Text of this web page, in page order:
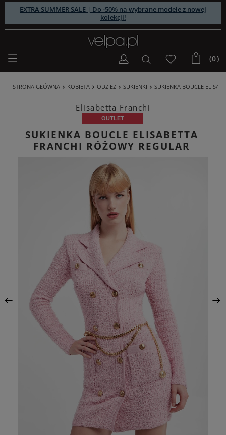
EXTRA SUMMER SALE | Do -50% na wybrane modele z nowej
kolekcji!
(0)
STRONA GŁÓWNA KOBIETA ODZIEŻ SUKIENKI SUKIENKA BOUCLE
Elisabetta Franchi
OUTLET
SUKIENKA BOUCLE ELISABETTA
FRANCHI RÓŻOWY REGULAR